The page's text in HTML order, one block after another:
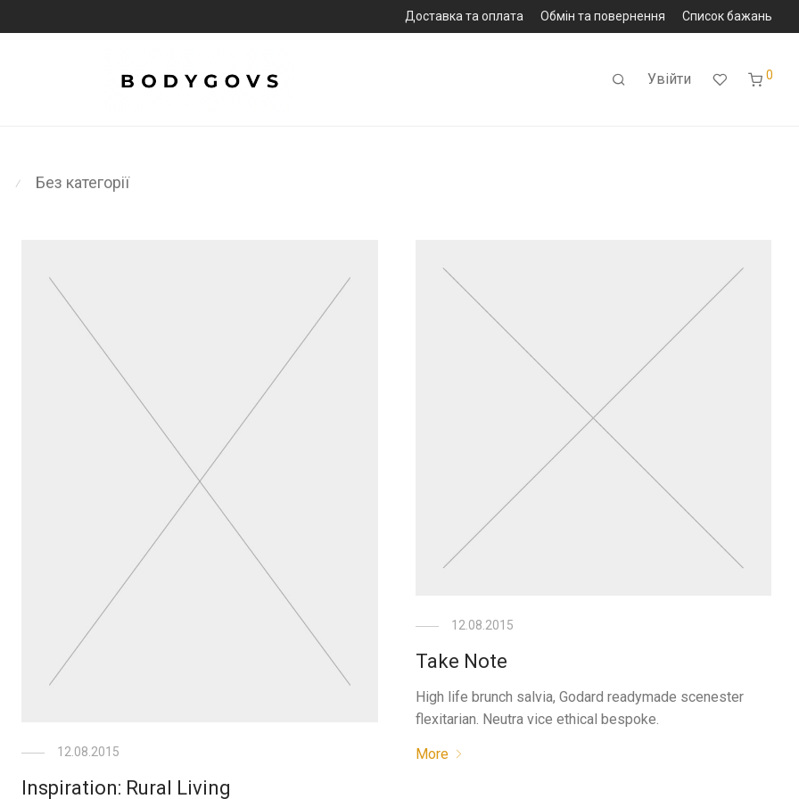
Доставка та оплата Обмін та повернення Список бажань
Увійти 0
⁄ Без категорії
12.08.2015
Inspiration: Rural Living
12.08.2015
Take Note
High life brunch salvia, Godard readymade scenester
flexitarian. Neutra vice ethical bespoke.
More